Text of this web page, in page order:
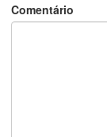
Comentário